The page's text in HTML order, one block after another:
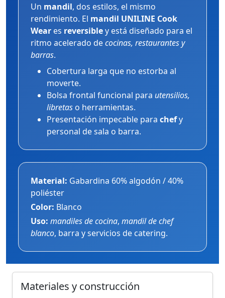
Un mandil, dos estilos, el mismo
rendimiento. El mandil UNILINE Cook
Wear es reversibley está diseñado para el
ritmo acelerado decocinas, restaurantes y
barras.
Cobertura larga que no estorba al
moverte.
Bolsa frontal funcional para utensilios,
libretas o herramientas.
Presentación impecable para chefy
personal de sala o barra.
Material: Gabardina 60% algodón / 40%
poliéster
Color: Blanco
Uso: mandiles de cocina, mandil de chef
blanco, barra y servicios de catering.
Materiales y construcción